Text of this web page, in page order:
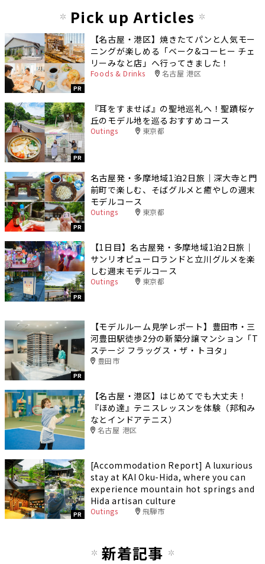
Pick up Articles
PR
【名古屋・港区】焼きたてパンと人気モー
ニングが楽しめる「ベーク&コーヒー チェ
リーみなと店」へ行ってきました！
Foods & Drinks 名古屋 港区
PR
『耳をすませば』の聖地巡礼へ！聖蹟桜ヶ
丘のモデル地を巡るおすすめコース
Outings 東京都
PR
名古屋発・多摩地域1泊2日旅｜深大寺と門
前町で楽しむ、そばグルメと癒やしの週末
モデルコース
Outings 東京都
PR
【1日目】名古屋発・多摩地域1泊2日旅｜
サンリオピューロランドと立川グルメを楽
しむ週末モデルコース
Outings 東京都
PR
【モデルルーム見学レポート】豊田市・三
河豊田駅徒歩2分の新築分譲マンション「T
ステージ フラッグス・ザ・トヨタ」
豊田市
【名古屋・港区】はじめてでも大丈夫！
『ほめ達』テニスレッスンを体験（邦和み
なとインドアテニス）
名古屋 港区
PR
[Accommodation Report] A luxurious
stay at KAI Oku-Hida, where you can
experience mountain hot springs and
Hida artisan culture
Outings 飛騨市
新着記事